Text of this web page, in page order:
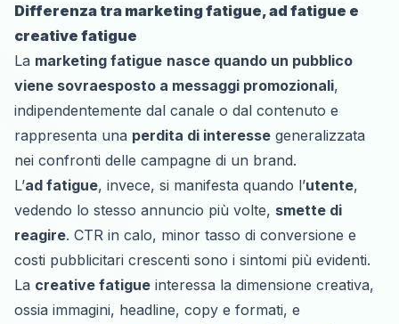
Differenza tra marketing fatigue, ad fatigue e
creative fatigue
La marketing fatigue nasce quando un pubblico
viene sovraesposto a messaggi promozionali,
indipendentemente dal canale o dal contenuto e
rappresenta una perdita di interesse generalizzata
nei confronti delle campagne di un brand.
L’ad fatigue, invece, si manifesta quando l’utente,
vedendo lo stesso annuncio più volte, smette di
reagire. CTR in calo, minor tasso di conversione e
costi pubblicitari crescenti sono i sintomi più evidenti.
La creative fatigue interessa la dimensione creativa,
ossia immagini, headline, copy e formati, e